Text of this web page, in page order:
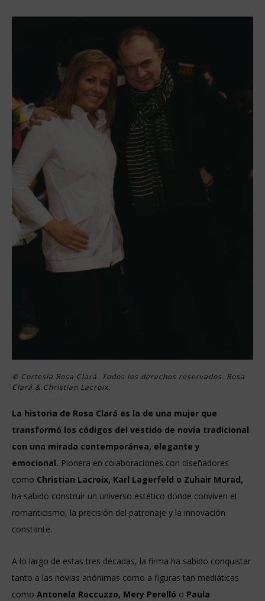
© Cortesía Rosa Clará. Todos los derechos reservados. Rosa
Clará & Christian Lacroix.
La historia de Rosa Clará es la de una mujer que
transformó los códigos del vestido de novia tradicional
con una mirada contemporánea, elegante y
emocional. Pionera en colaboraciones con diseñadores
como Christian Lacroix, Karl Lagerfeld o Zuhair Murad,
ha sabido construir un universo estético donde conviven el
romanticismo, la precisión del patronaje y la innovación
constante.
A lo largo de estas tres décadas, la firma ha sabido conquistar
tanto a las novias anónimas como a figuras tan mediáticas
como Antonela Roccuzzo, Mery Perelló o Paula